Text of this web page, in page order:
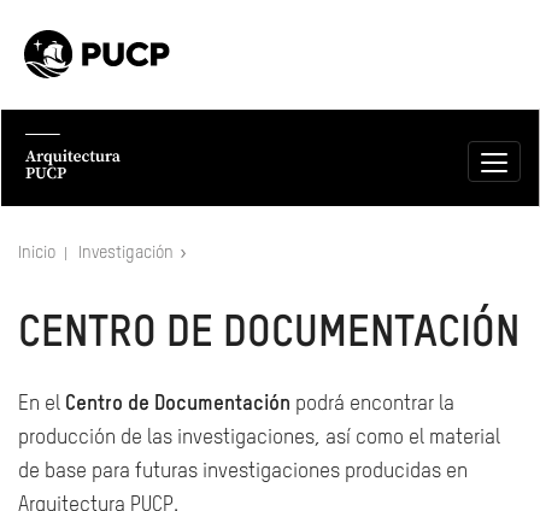
Inicio Investigación
CENTRO DE DOCUMENTACIÓN
En el Centro de Documentación podrá encontrar la
producción de las investigaciones, así como el material
de base para futuras investigaciones producidas en
Arquitectura PUCP.